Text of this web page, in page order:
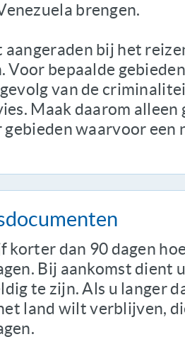
brengen.
bij het
Voor bepaalde
van de
Maak daarom alleen
gebieden waarvoor een
korter dan 90 dagen
Bij aankomst dient
te zijn. Als u langer
land wilt verblijven,